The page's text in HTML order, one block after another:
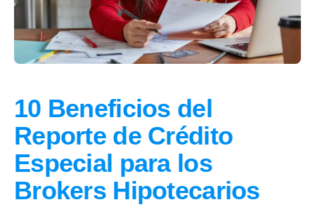
10 Beneficios del
Reporte de Crédito
Especial para los
Brokers Hipotecarios